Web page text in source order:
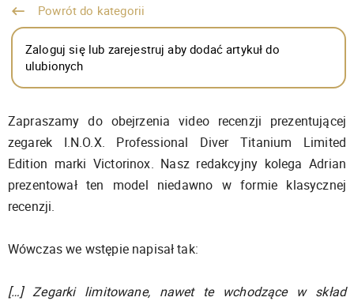
Powrót do kategorii
Zaloguj się lub zarejestruj aby dodać artykuł do
ulubionych
Zapraszamy do obejrzenia video recenzji prezentującej
zegarek I.N.O.X. Professional Diver Titanium Limited
Edition marki Victorinox. Nasz redakcyjny kolega Adrian
prezentował ten model niedawno w formie klasycznej
recenzji.
Wówczas we wstępie napisał tak:
[…] Zegarki limitowane, nawet te wchodzące w skład